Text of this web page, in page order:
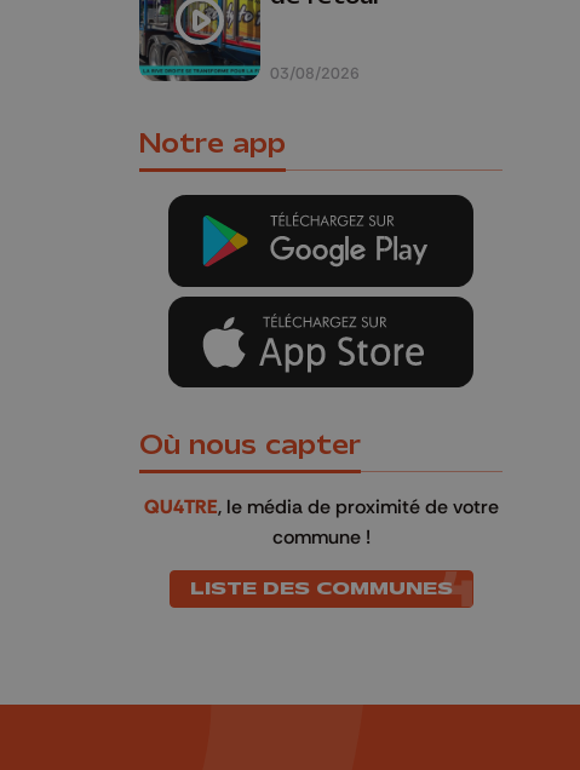
pas avoir lieu chez
03/08/2026
Notre app
Où nous capter
QU4TRE, le média de proximité de votre
commune !
LISTE DES COMMUNES